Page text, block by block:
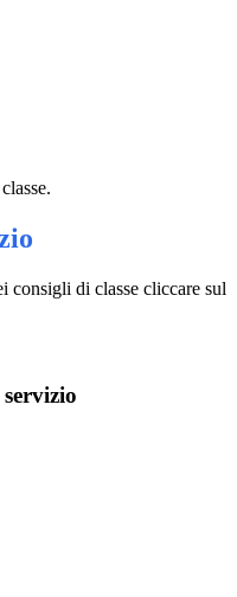
consigli di classe cliccare sul